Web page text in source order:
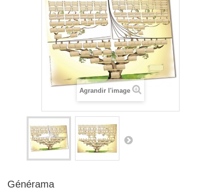
Agrandir l'image
Générama